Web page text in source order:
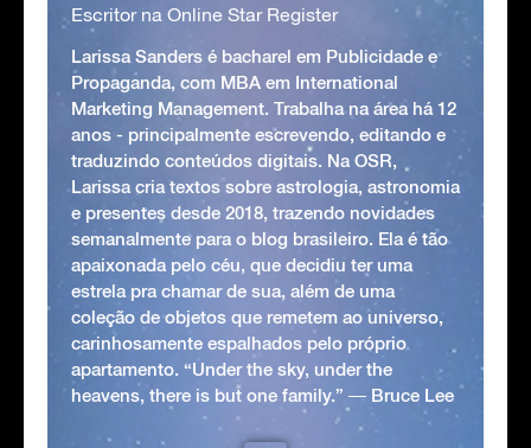
Escritor na Online Star Register
Larissa Sanders é bacharel em Publicidade e
Propaganda, com MBA em International
Marketing Management. Trabalha na área há 12
anos - principalmente escrevendo, editando e
traduzindo conteúdos digitais. Na OSR,
Larissa cria textos sobre astrologia, astronomia
e presentes desde 2018, trazendo novidades
semanalmente para o blog brasileiro. Ela é tão
apaixonada pelo céu, que decidiu ter uma
estrela pra chamar de sua, além de uma
coleção de objetos que remetem ao universo,
carinhosamente espalhados pelo próprio
apartamento. “Under the sky, under the
heavens, there is but one family.” ― Bruce Lee